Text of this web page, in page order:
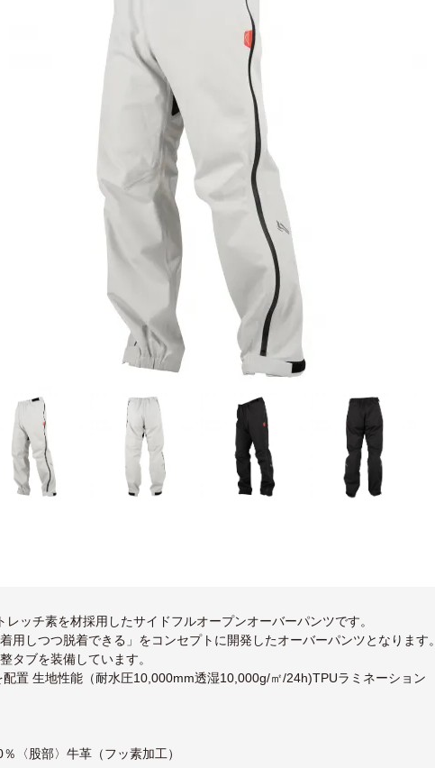
ッチ素を材採用したサイドフルオープンオーバーパンツです。
用しつつ脱着できる」をコンセプトに開発したオーバーパンツとなります。
タブを装備しています。
置 生地性能（耐水圧10,000mm透湿10,000g/㎡/24h)TPUラミネーション
〈股部〉牛革（フッ素加工）